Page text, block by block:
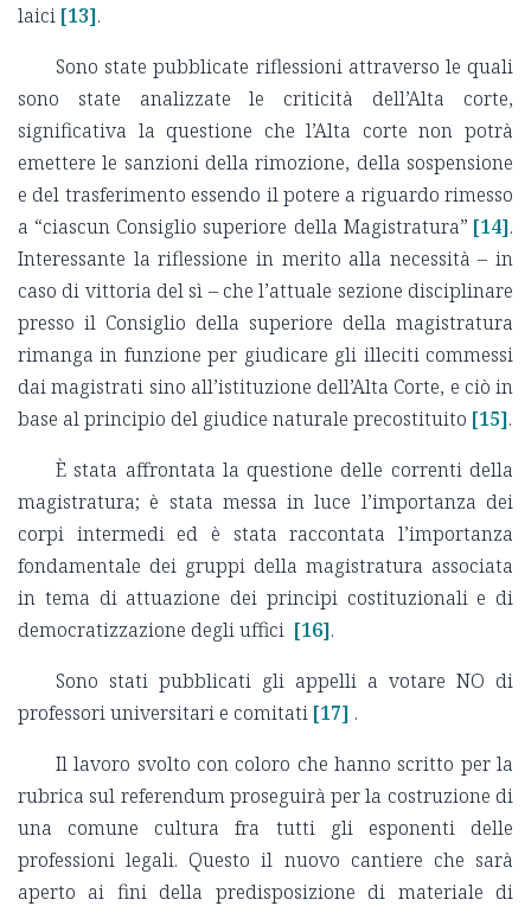
laici [13].
Sono state pubblicate riflessioni attraverso le quali
sono state analizzate le criticità dell’Alta corte,
significativa la questione che l’Alta corte non potrà
emettere le sanzioni della rimozione, della sospensione
e del trasferimento essendo il potere a riguardo rimesso
a “ciascun Consiglio superiore della Magistratura” [14].
Interessante la riflessione in merito alla necessità – in
caso di vittoria del sì – che l’attuale sezione disciplinare
presso il Consiglio della superiore della magistratura
rimanga in funzione per giudicare gli illeciti commessi
dai magistrati sino all’istituzione dell’Alta Corte, e ciò in
base al principio del giudice naturale precostituito [15].
È stata affrontata la questione delle correnti della
magistratura; è stata messa in luce l’importanza dei
corpi intermedi ed è stata raccontata l’importanza
fondamentale dei gruppi della magistratura associata
in tema di attuazione dei principi costituzionali e di
democratizzazione degli uffici [16].
Sono stati pubblicati gli appelli a votare NO di
professori universitari e comitati [17] .
Il lavoro svolto con coloro che hanno scritto per la
rubrica sul referendum proseguirà per la costruzione di
una comune cultura fra tutti gli esponenti delle
professioni legali. Questo il nuovo cantiere che sarà
aperto ai fini della predisposizione di materiale di